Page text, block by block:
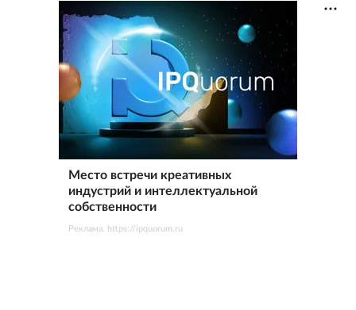
Место встречи креативных
индустрий и интеллектуальной
собственности
Реклама. https://ipquorum.ru